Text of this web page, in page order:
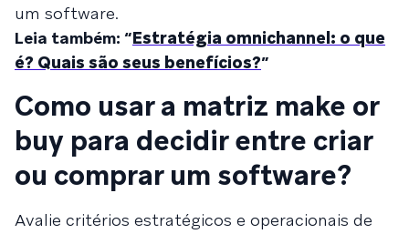
um software.
Leia também: “Estratégia omnichannel: o que
é? Quais são seus benefícios?”
Como usar a matriz make or
buy para decidir entre criar
ou comprar um software?
Avalie critérios estratégicos e operacionais de